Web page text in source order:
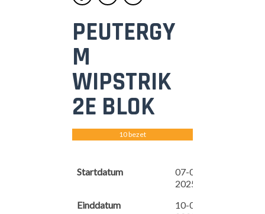
PEUTERGY
M
WIPSTRIK
2E BLOK
10 bezet
Startdatum
07-05-
2025
Einddatum
10-07-